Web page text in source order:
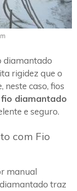
diamantado
rigidez que o
neste caso, fios
diamantado
e seguro.
com Fio
manual
traz